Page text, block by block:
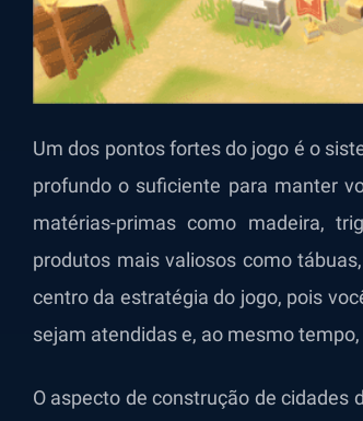
Um dos pontos fortes do jogo é o
profundo o suficiente para manter
matérias-primas como madeira,
produtos mais valiosos como
centro da estratégia do jogo, pois
sejam atendidas e, ao mesmo
O aspecto de construção de cidades